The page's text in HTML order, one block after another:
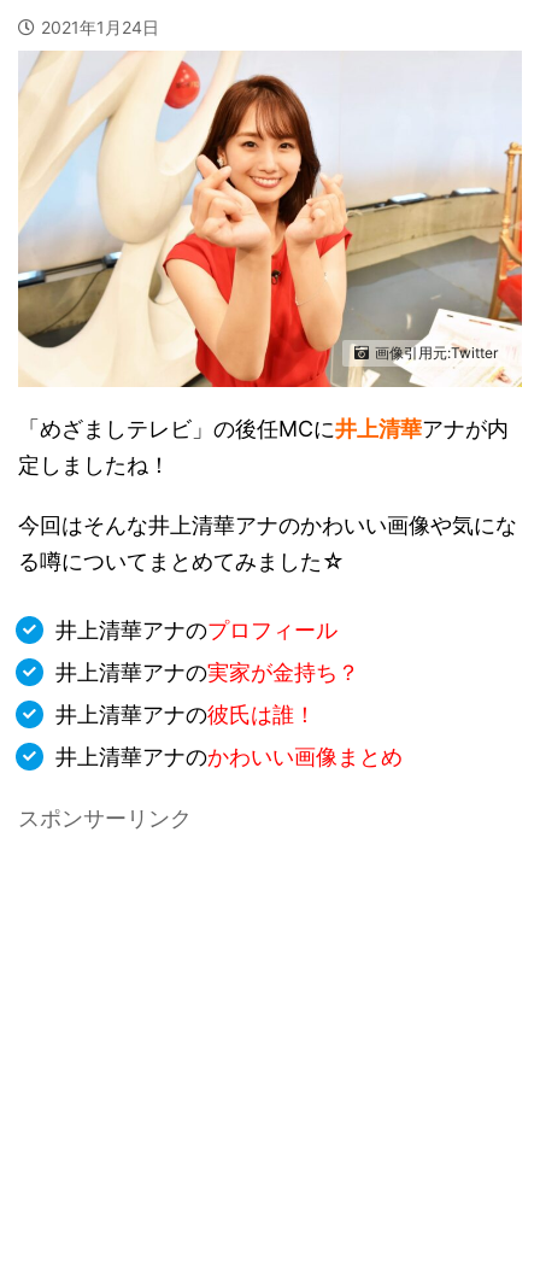
2021年1月24日
画像引用元:Twitter
「めざましテレビ」の後任MCに井上清華アナが内
定しましたね！
今回はそんな井上清華アナのかわいい画像や気にな
る噂についてまとめてみました☆
井上清華アナのプロフィール
井上清華アナの実家が金持ち？
井上清華アナの彼氏は誰！
井上清華アナのかわいい画像まとめ
スポンサーリンク